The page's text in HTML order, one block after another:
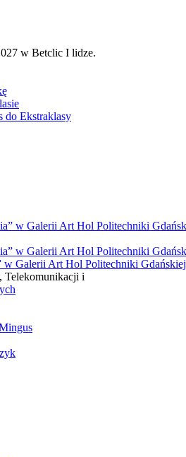
w Betclic I lidze.
do Ekstraklasy
w Galerii Art Hol Politechniki Gdańskiej
i